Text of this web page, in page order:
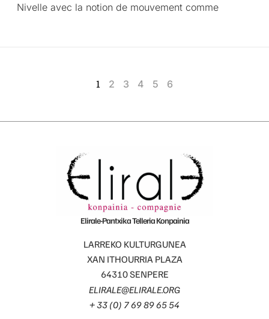
Nivelle avec la notion de mouvement comme
1 2 3 4 5 6
Elirale-Pantxika Telleria Konpainia
LARREKO KULTURGUNEA
XAN ITHOURRIA PLAZA
64310 SENPERE
ELIRALE@ELIRALE.ORG
+ 33 (0) 7 69 89 65 54